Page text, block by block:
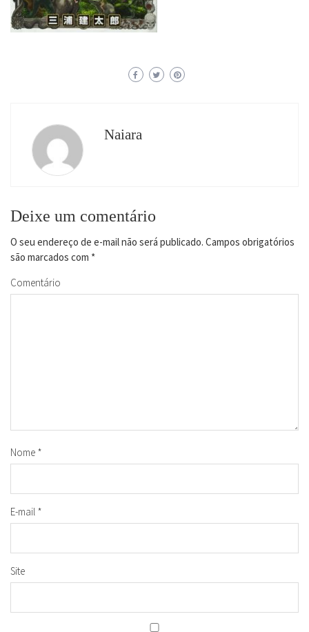
Naiara
Deixe um comentário
O seu endereço de e-mail não será publicado. Campos obrigatórios
são marcados com *
Comentário
Nome *
E-mail *
Site